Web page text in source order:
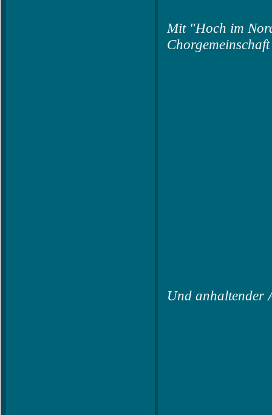
Mit "Hoch im
Und anhaltender